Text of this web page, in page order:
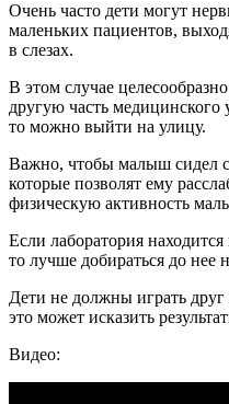
Очень часто дети могут
маленьких пациентов,
в слезах.
В этом случае
другую часть медицинского
то можно выйти на улицу.
Важно, чтобы малыш сидел
которые позволят ему
физическую активность
Если лаборатория
то лучше добираться до нее
Дети не должны играть
это может исказить
Видео: